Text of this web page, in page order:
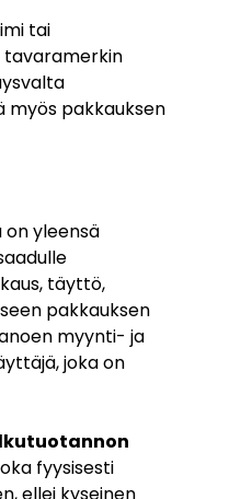
tai
tavaramerkin
myös pakkauksen
yleensä
täyttö,
pakkauksen
myynti- ja
joka on
fyysisesti
ellei kyseinen